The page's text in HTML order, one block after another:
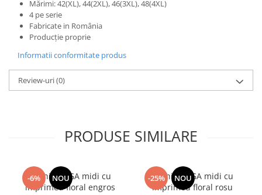
Mărimi: 42(XL), 44(2XL), 46(3XL), 48(4XL)
4 pe serie
Fabricate in România
Producție proprie
Informatii conformitate produs
Review-uri(0)
PRODUSE SIMILARE
-6% NOU
Rochie OLGA midi cu
imprimeu floral engros
-25% NOU
Rochie OLGA midi cu
imprimeu floral rosu